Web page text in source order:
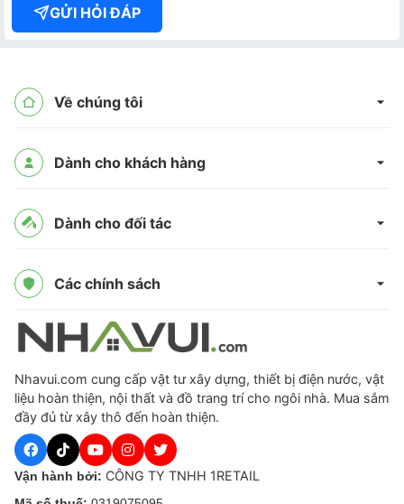
GỬI HỎI ĐÁP
Về chúng tôi
Dành cho khách hàng
Dành cho đối tác
Các chính sách
Nhavui.com cung cấp vật tư xây dựng, thiết bị điện nước, vật
liệu hoàn thiện, nội thất và đồ trang trí cho ngôi nhà. Mua sắm
đầy đủ từ xây thô đến hoàn thiện.
Vận hành bởi: CÔNG TY TNHH 1RETAIL